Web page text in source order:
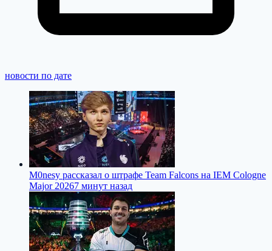
новости по дате
M0nesy рассказал о штрафе Team Falcons на IEM Cologne
Major 20267 минут назад